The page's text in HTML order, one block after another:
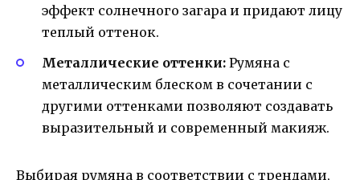
эффект солнечного загара и придают лицу
теплый оттенок.
Металлические оттенки: Румяна с
металлическим блеском в сочетании с
другими оттенками позволяют создавать
выразительный и современный макияж.
Выбирая румяна в соответствии с трендами,